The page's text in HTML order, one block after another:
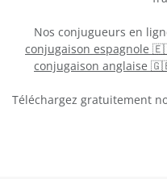
Nos conjugueurs en
conjugaison espagnole
conjugaison anglaise
Téléchargez gratuitement